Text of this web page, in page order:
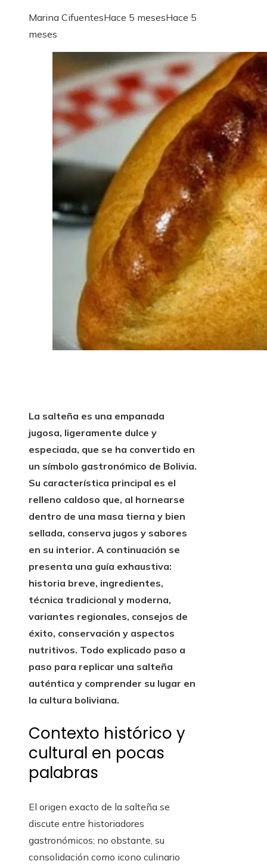
Marina CifuentesHace 5 mesesHace 5
meses
La salteña es una empanada
jugosa, ligeramente dulce y
especiada, que se ha convertido en
un símbolo gastronómico de Bolivia.
Su característica principal es el
relleno caldoso que, al hornearse
dentro de una masa tierna y bien
sellada, conserva jugos y sabores
en su interior. A continuación se
presenta una guía exhaustiva:
historia breve, ingredientes,
técnica tradicional y moderna,
variantes regionales, consejos de
éxito, conservación y aspectos
nutritivos. Todo explicado paso a
paso para replicar una salteña
auténtica y comprender su lugar en
la cultura boliviana.
Contexto histórico y
cultural en pocas
palabras
El origen exacto de la salteña se
discute entre historiadores
gastronómicos; no obstante, su
consolidación como icono culinario